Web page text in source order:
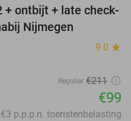
53%
+ ontbijt + late check-
Nijmegen
9.0 star
Regulier €211
€99
€3 p.p.p.n. toeristenbelasting